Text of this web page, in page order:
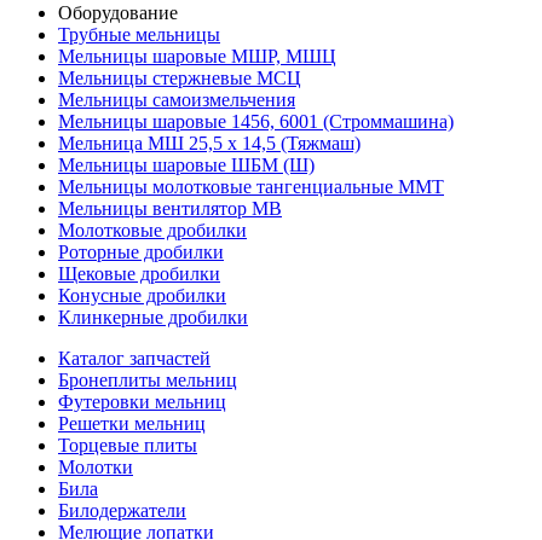
Оборудование
Трубные мельницы
Мельницы шаровые МШР, МШЦ
Мельницы стержневые МСЦ
Мельницы самоизмельчения
Мельницы шаровые 1456, 6001 (Строммашина)
Мельница МШ 25,5 х 14,5 (Тяжмаш)
Мельницы шаровые ШБМ (Ш)
Мельницы молотковые тангенциальные ММТ
Мельницы вентилятор МВ
Молотковые дробилки
Роторные дробилки
Щековые дробилки
Конусные дробилки
Клинкерные дробилки
Каталог запчастей
Бронеплиты мельниц
Футеровки мельниц
Решетки мельниц
Торцевые плиты
Молотки
Била
Билодержатели
Мелющие лопатки